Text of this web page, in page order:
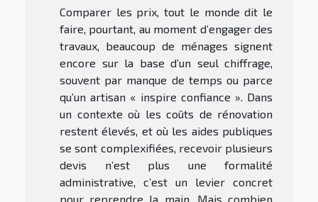
Comparer les prix, tout le monde dit le
faire, pourtant, au moment d’engager des
travaux, beaucoup de ménages signent
encore sur la base d’un seul chiffrage,
souvent par manque de temps ou parce
qu’un artisan « inspire confiance ». Dans
un contexte où les coûts de rénovation
restent élevés, et où les aides publiques
se sont complexifiées, recevoir plusieurs
devis n’est plus une formalité
administrative, c’est un levier concret
pour reprendre la main. Mais combien